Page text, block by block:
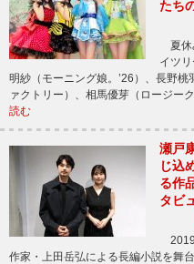
たち
夏休
イツ
明紗（モーニング娘。’26）、長野
ァクトリー）、相馬優芽（ロージー
読む
瀬戸
じ込
る作
タビ
2019
作家・上田岳弘による長編小説を舞